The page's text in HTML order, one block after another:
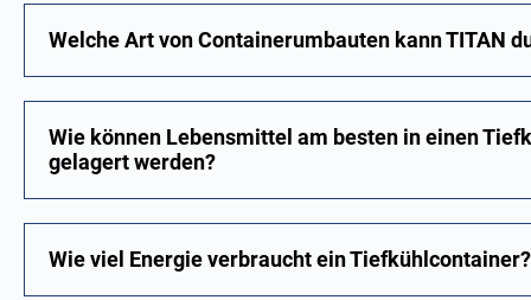
Welche Art von Containerumbauten kann TITAN
Wie können Lebensmittel am besten in einen
gelagert werden?
Wie viel Energie verbraucht ein Tiefkühlcontainer?